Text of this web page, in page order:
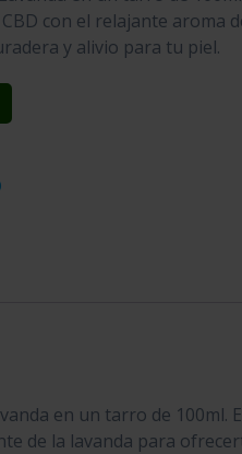
con el relajante aroma
y alivio para tu piel.
en un tarro de 100ml.
de la lavanda para